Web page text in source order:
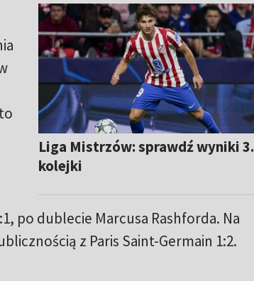
Liga Mistrzów: sprawdź wyniki 3.
kolejki
po dublecie Marcusa Rashforda. Na
z Paris Saint-Germain 1:2.